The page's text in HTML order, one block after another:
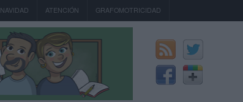
NAVIDAD ATENCIÓN GRAFOMOTRICIDAD